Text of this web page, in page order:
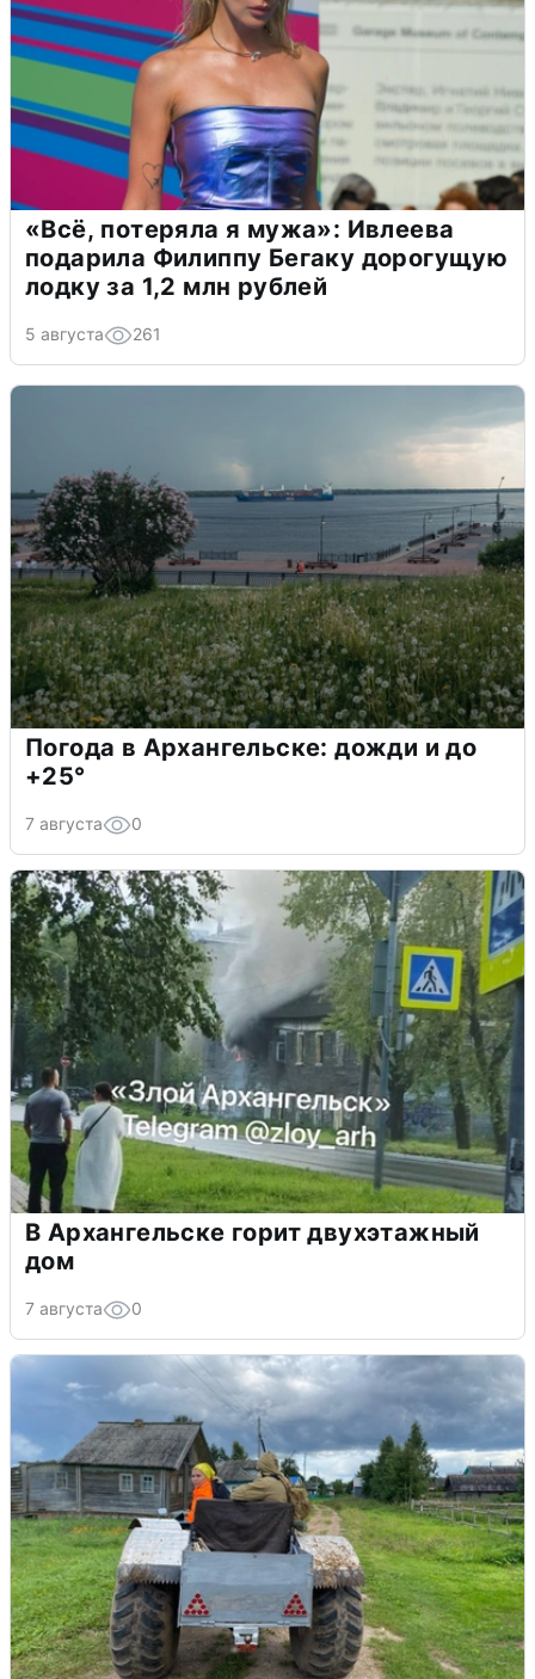
«Всё, потеряла я мужа»: Ивлеева
подарила Филиппу Бегаку дорогущую
лодку за 1,2 млн рублей
5 августа 261
Погода в Архангельске: дожди и до
+25°
7 августа 0
В Архангельске горит двухэтажный
дом
7 августа 0